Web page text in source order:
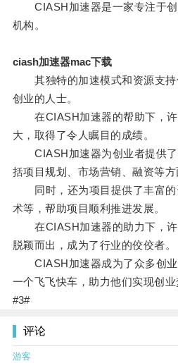
CIASH加速器是一家专注于创
机构。
ciash加速器mac下载
其独特的加速模式和资源支持
创业的人士。
在CIASH加速器的帮助下，许
大，取得了令人瞩目的成绩。
CIASH加速器为创业者提供了
括项目规划、市场营销、融资等方
同时，还为项目提供了丰富的
术等，帮助项目顺利推进发展。
在CIASH加速器的助力下，许
脱颖而出，成为了行业的佼佼者。
CIASH加速器成为了众多创业
一个飞飞快车，助力他们实现创业
#3#
评论
游客